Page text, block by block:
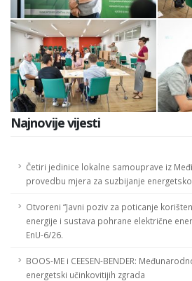
Najnovije vijesti
Četiri jedinice lokalne samouprave iz
provedbu mjera za suzbijanje
Otvoreni “Javni poziv za poticanje
energije i sustava pohrane električne
EnU-6/26.
BOOS-ME i CEESEN-BENDER:
energetski učinkovitijih zgrada